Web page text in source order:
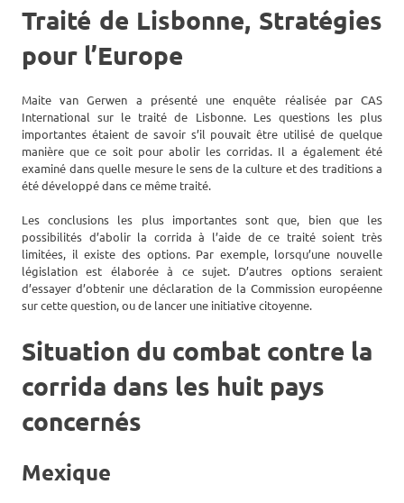
Traité de Lisbonne, Stratégies
pour l’Europe
Maite van Gerwen a présenté une enquête réalisée par CAS
International sur le traité de Lisbonne. Les questions les plus
importantes étaient de savoir s’il pouvait être utilisé de quelque
manière que ce soit pour abolir les corridas. Il a également été
examiné dans quelle mesure le sens de la culture et des traditions a
été développé dans ce même traité.
Les conclusions les plus importantes sont que, bien que les
possibilités d’abolir la corrida à l’aide de ce traité soient très
limitées, il existe des options. Par exemple, lorsqu’une nouvelle
législation est élaborée à ce sujet. D’autres options seraient
d’essayer d’obtenir une déclaration de la Commission européenne
sur cette question, ou de lancer une initiative citoyenne.
Situation du combat contre la
corrida dans les huit pays
concernés
Mexique